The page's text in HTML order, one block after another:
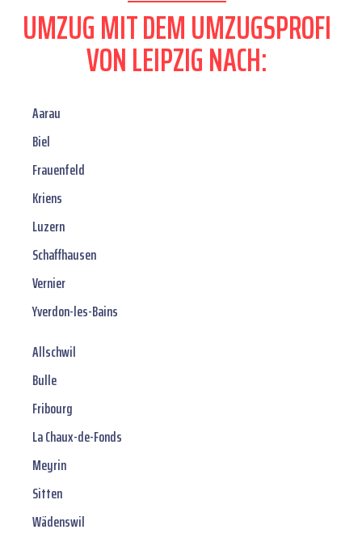
UMZUG MIT DEM UMZUGSPROFI
VON LEIPZIG NACH:
Aarau
Biel
Frauenfeld
Kriens
Luzern
Schaffhausen
Vernier
Yverdon-les-Bains
Allschwil
Bulle
Fribourg
La Chaux-de-Fonds
Meyrin
Sitten
Wädenswil